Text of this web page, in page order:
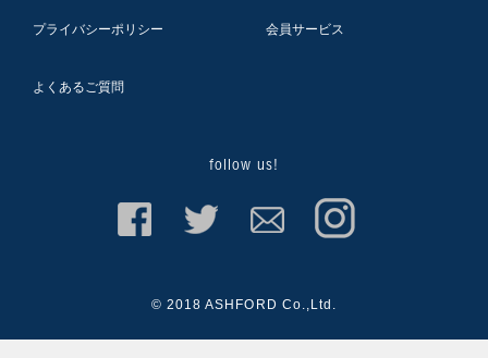
プライバシーポリシー 会員サービス
よくあるご質問
follow us!
© 2018 ASHFORD Co.,Ltd.